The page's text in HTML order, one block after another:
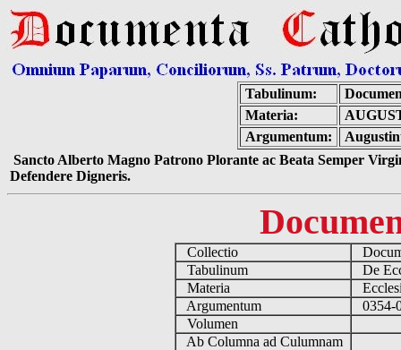
Tabulinum:
Materia:
Argumentum:
Sancto Alberto Magno Patrono Plorante ac Beata Semper
Defendere Digneris.
Collectio
Tabulinum
De
Materia
Argumentum
0354-
Volumen
Ab Columna ad Culumnam